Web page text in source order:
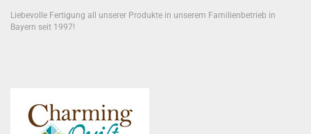
Liebevolle Fertigung all unserer Produkte in unserem Familienbetrieb in
Bayern seit 1997!